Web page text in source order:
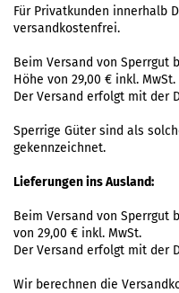
Für Privatkunden innerhalb
versandkostenfrei.
Beim Versand von Sperrgut
Höhe von 29,00 € inkl. MwSt.
Der Versand erfolgt mit der
Sperrige Güter sind als
gekennzeichnet.
Lieferungen ins Ausland:
Beim Versand von Sperrgut
von 29,00 € inkl. MwSt.
Der Versand erfolgt mit der
Wir berechnen die